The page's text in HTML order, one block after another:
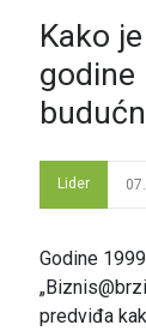
Kako
godine
Lider
Godine
predviđa